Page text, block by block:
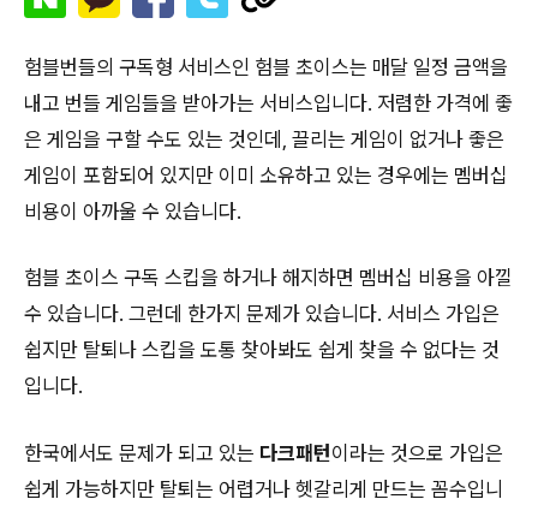
험블번들의 구독형 서비스인 험블 초이스는 매달 일정 금액을
내고 번들 게임들을 받아가는 서비스입니다. 저렴한 가격에 좋
은 게임을 구할 수도 있는 것인데, 끌리는 게임이 없거나 좋은
게임이 포함되어 있지만 이미 소유하고 있는 경우에는 멤버십
비용이 아까울 수 있습니다.
험블 초이스 구독 스킵을 하거나 해지하면 멤버십 비용을 아낄
수 있습니다. 그런데 한가지 문제가 있습니다. 서비스 가입은
쉽지만 탈퇴나 스킵을 도통 찾아봐도 쉽게 찾을 수 없다는 것
입니다.
한국에서도 문제가 되고 있는 다크패턴이라는 것으로 가입은
쉽게 가능하지만 탈퇴는 어렵거나 헷갈리게 만드는 꼼수입니